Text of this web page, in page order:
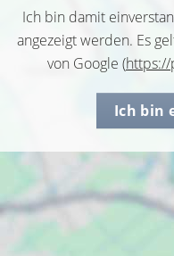
Ich bin damit
angezeigt werden. Es
von Google (https://
Ich bin